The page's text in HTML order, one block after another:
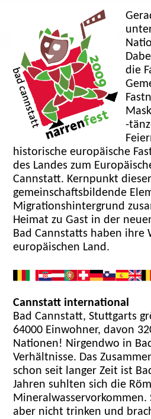
die
-
historische europäische
des Landes zum
Cannstatt. Kernpunkt
gemeinschaftsbildende
Migrationshintergrund
Heimat zu Gast in der
Bad Cannstatts haben ihre
europäischen Land.
Cannstatt international
Bad Cannstatt, Stuttgarts
64000 Einwohner, davon
Nationen! Nirgendwo in
Verhältnisse. Das
schon seit langer Zeit ist
Jahren suhlten sich die
aber nicht trinken und